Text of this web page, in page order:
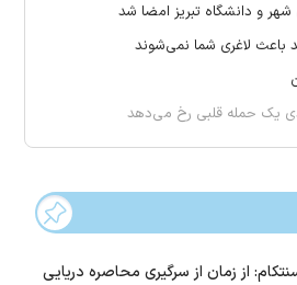
و دانشگاه تبریز امضا شد
باعث لاغری شما نمی‌شوند
یک حمله قلبی رخ می‌دهد
از زمان از سرگیری محاصره دریایی